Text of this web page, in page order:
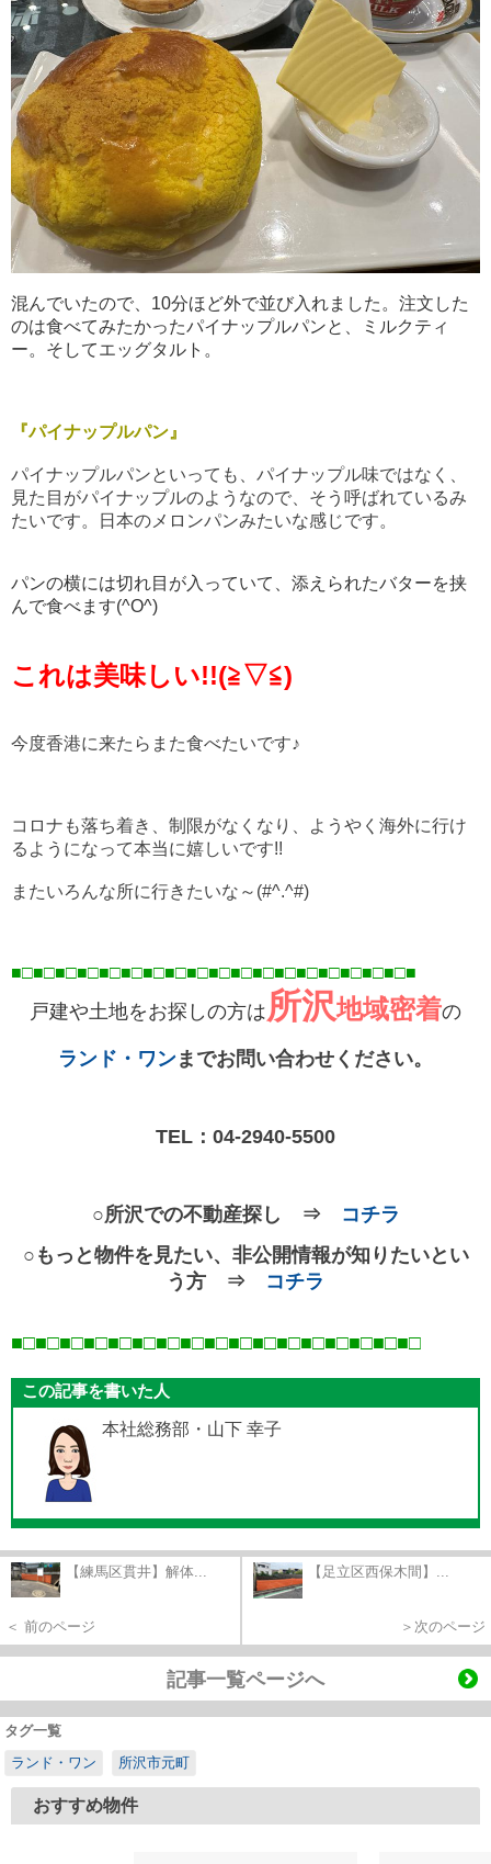
混んでいたので、10分ほど外で並び入れました。注文した
のは食べてみたかったパイナップルパンと、ミルクティ
ー。そしてエッグタルト。
『パイナップルパン』
パイナップルパンといっても、パイナップル味ではなく、
見た目がパイナップルのようなので、そう呼ばれているみ
たいです。日本のメロンパンみたいな感じです。
パンの横には切れ目が入っていて、添えられたバターを挟
んで食べます(^O^)
これは美味しい!!(≧▽≦)
今度香港に来たらまた食べたいです♪
コロナも落ち着き、制限がなくなり、ようやく海外に行け
るようになって本当に嬉しいです!!
またいろんな所に行きたいな～(#^.^#)
■□■□■□■□■□■□■□■□■□■□■□■□■□■□■□■□■□■□■
戸建や土地をお探しの方は 所沢地域密着の
ランド・ワンまでお問い合わせください。
TEL： 04-2940-5500
○所沢での不動産探し ⇒
コチラ
○もっと物件を見たい、非公開情報が知りたいとい
う方 ⇒
コチラ
■□■□■□■□■□■□■□■□■□■□■□■□■□■□■□■□■□
この記事を書いた人
本社総務部・山下 幸子
【練馬区貫井】解体...
＜ 前のページ
【足立区西保木間】...
＞次のページ
記事一覧ページへ
タグ一覧
ランド・ワン
所沢市元町
おすすめ物件